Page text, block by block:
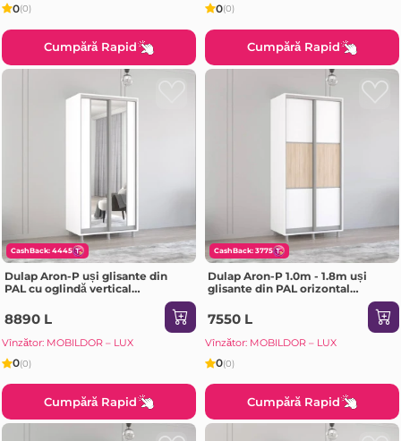
0(0)
Cumpără Rapid
0(0)
Cumpără Rapid
CashBack: 4445
Dulap Aron-P uși glisante din
PAL cu oglindă vertical
8890 L
Vînzător: MOBILDOR – LUX
0(0)
Cumpără Rapid
CashBack: 3775
Dulap Aron-P 1.0m - 1.8m uși
glisante din PAL orizontal
7550 L
Vînzător: MOBILDOR – LUX
0(0)
Cumpără Rapid